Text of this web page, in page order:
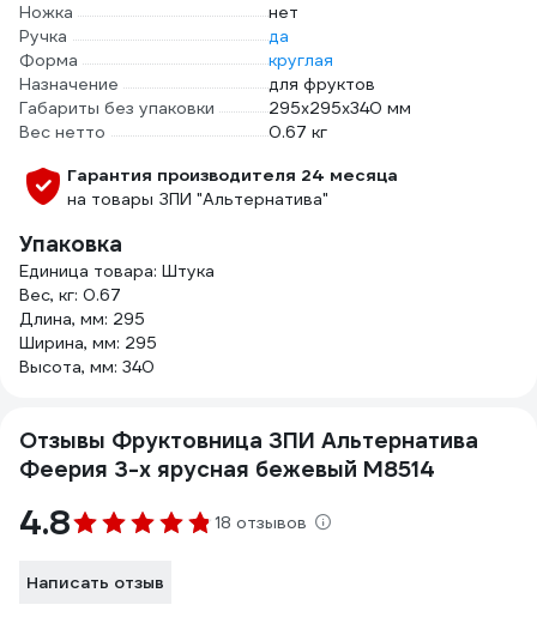
Ножка
нет
Ручка
да
Форма
круглая
Назначение
для фруктов
Габариты без упаковки
295х295х340 мм
Вес нетто
0.67 кг
Гарантия производителя 24 месяца
на товары ЗПИ "Альтернатива"
Упаковка
Единица товара: Штука
Вес, кг: 0.67
Длина, мм: 295
Ширина, мм: 295
Высота, мм: 340
Отзывы Фруктовница ЗПИ Альтернатива
Феерия 3-х ярусная бежевый М8514
4.8 18 отзывов
Написать отзыв